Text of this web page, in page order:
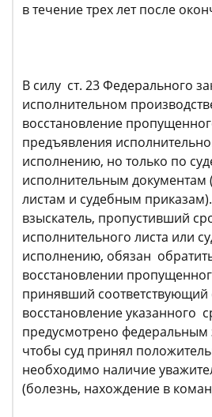
в течение трех лет после
В силу ст. 23 Федерального
исполнительном
восстановление
предъявления
исполнению, но только по
исполнительным документам
листам и судебным
взыскатель, пропустивший
исполнительного листа или
исполнению, обязан
восстановлении
принявший соответствующий
восстановление указанного
предусмотрено федеральным
чтобы суд принял
необходимо наличие
(болезнь, нахождение в